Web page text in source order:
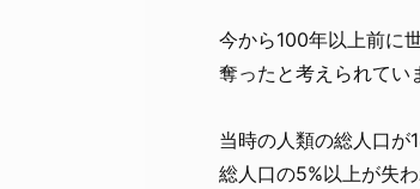
今から100年以上前に
奪ったと考えられてい
当時の人類の総人口
総人口の5%以上が失